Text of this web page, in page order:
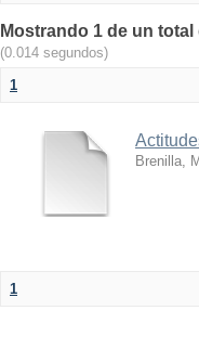
Mostrando 1 de un
(0.014 segundos)
1
Brenilla,
1